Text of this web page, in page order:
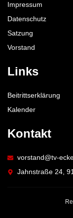
Impressum
Datenschutz
Satzung
Vorstand
Links
Beitrittserklärung
Kalender
Kontakt
vorstand@tv-
Jahnstraße 24,